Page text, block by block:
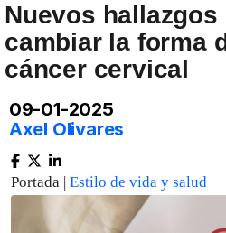
Nuevos hallazgos
cambiar la forma
cáncer cervical
09-01-2025
Axel Olivares
Portada | Estilo de vida y salud